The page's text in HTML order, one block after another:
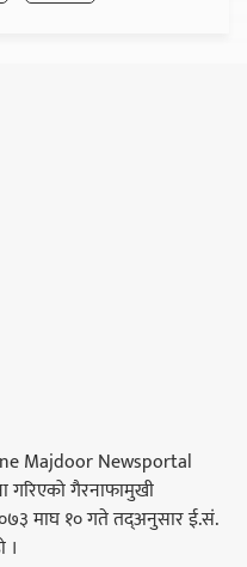
Majdoor Newsportal
गरिएको गैरनाफामुखी
माघ १० गते तद्अनुसार ई.सं.
।